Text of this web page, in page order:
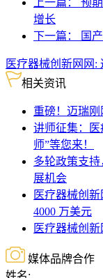
增长
下一篇：
国
医疗器械创新网网:
相关资讯
重磅！迈瑞刚
讲师征集：
师”等您来！
多轮政策支
展机会
医疗器械创
4000 万美元
医疗器械创
媒体品牌合作
姓名: